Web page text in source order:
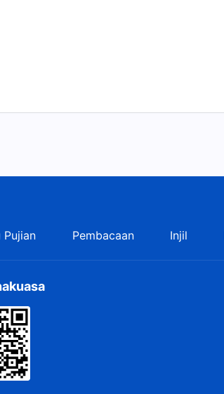
Pujian Pembacaan Injil